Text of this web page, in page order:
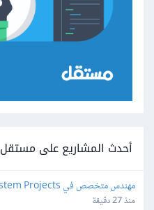
أحدث المشاريع على مستقل
مهندس متخصص في Fuel System Projects (محطات تزويد الوقود)
منذ 27 دقيقة